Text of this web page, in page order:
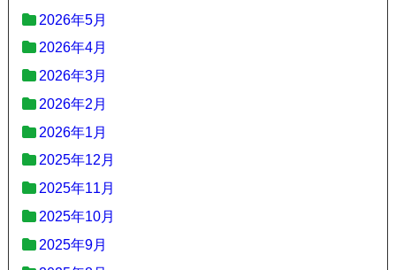
2026年5月
2026年4月
2026年3月
2026年2月
2026年1月
2025年12月
2025年11月
2025年10月
2025年9月